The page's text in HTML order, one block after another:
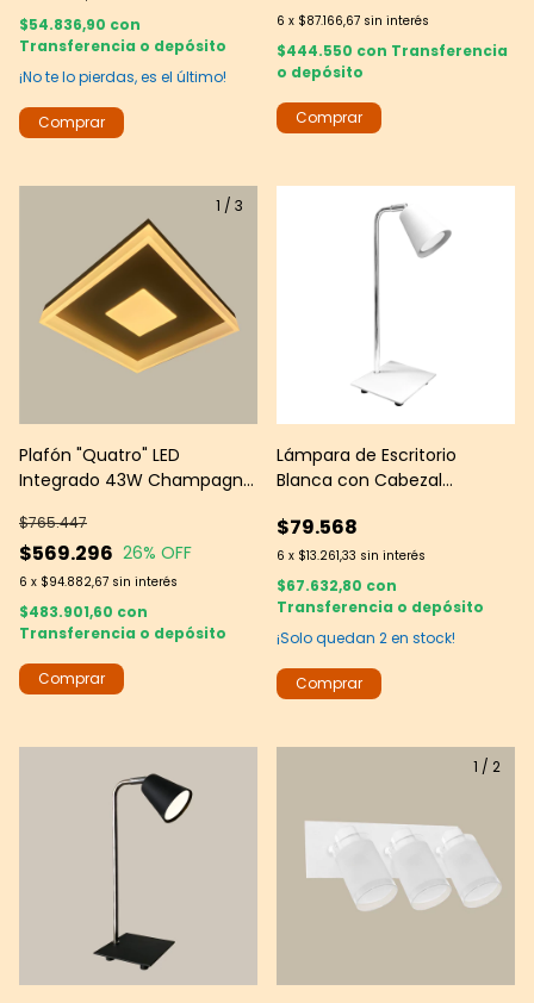
$54.836,90 con
Transferencia o depósito
¡No te lo pierdas, es el último!
6 x $87.166,67 sin interés
$444.550 con Transferencia
o depósito
1 / 3
Plafón "Quatro" LED
Integrado 43W Champagne
- Leds Group
$569.296
$765.447
26% OFF
6 x $94.882,67 sin interés
$483.901,60 con
Transferencia o depósito
Lámpara de Escritorio
Blanca con Cabezal
Cromados
$79.568
6 x $13.261,33 sin interés
$67.632,80 con
Transferencia o depósito
¡Solo quedan 2en stock!
1 / 2